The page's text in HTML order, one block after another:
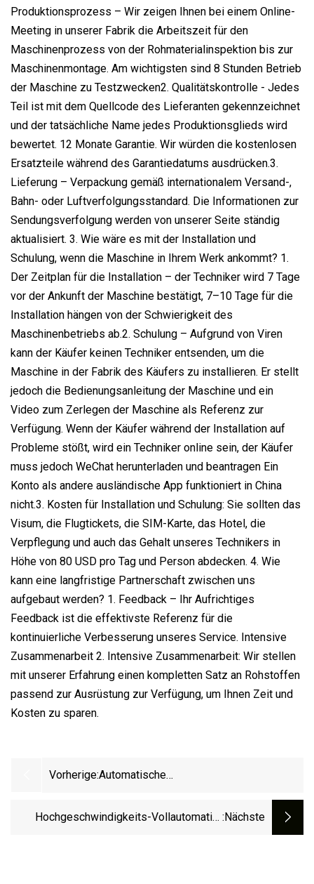
Produktionsprozess – Wir zeigen Ihnen bei einem Online-
Meeting in unserer Fabrik die Arbeitszeit für den
Maschinenprozess von der Rohmaterialinspektion bis zur
Maschinenmontage. Am wichtigsten sind 8 Stunden Betrieb
der Maschine zu Testzwecken2. Qualitätskontrolle - Jedes
Teil ist mit dem Quellcode des Lieferanten gekennzeichnet
und der tatsächliche Name jedes Produktionsglieds wird
bewertet. 12 Monate Garantie. Wir würden die kostenlosen
Ersatzteile während des Garantiedatums ausdrücken.3.
Lieferung – Verpackung gemäß internationalem Versand-,
Bahn- oder Luftverfolgungsstandard. Die Informationen zur
Sendungsverfolgung werden von unserer Seite ständig
aktualisiert. 3. Wie wäre es mit der Installation und
Schulung, wenn die Maschine in Ihrem Werk ankommt? 1.
Der Zeitplan für die Installation – der Techniker wird 7 Tage
vor der Ankunft der Maschine bestätigt, 7–10 Tage für die
Installation hängen von der Schwierigkeit des
Maschinenbetriebs ab.2. Schulung – Aufgrund von Viren
kann der Käufer keinen Techniker entsenden, um die
Maschine in der Fabrik des Käufers zu installieren. Er stellt
jedoch die Bedienungsanleitung der Maschine und ein
Video zum Zerlegen der Maschine als Referenz zur
Verfügung. Wenn der Käufer während der Installation auf
Probleme stößt, wird ein Techniker online sein, der Käufer
muss jedoch WeChat herunterladen und beantragen Ein
Konto als andere ausländische App funktioniert in China
nicht.3. Kosten für Installation und Schulung: Sie sollten das
Visum, die Flugtickets, die SIM-Karte, das Hotel, die
Verpflegung und auch das Gehalt unseres Technikers in
Höhe von 80 USD pro Tag und Person abdecken. 4. Wie
kann eine langfristige Partnerschaft zwischen uns
aufgebaut werden? 1. Feedback – Ihr Aufrichtiges
Feedback ist die effektivste Referenz für die
kontinuierliche Verbesserung unseres Service. Intensive
Zusammenarbeit 2. Intensive Zusammenarbeit: Wir stellen
mit unserer Erfahrung einen kompletten Satz an Rohstoffen
passend zur Ausrüstung zur Verfügung, um Ihnen Zeit und
Kosten zu sparen.
Vorherige:Automatische
Papierbox/Kfc/Macdonald′ S Fast
Food/Pizza-Beutel-Box/Papierfach-
Hochgeschwindigkeits-Vollautomatik- :nächste